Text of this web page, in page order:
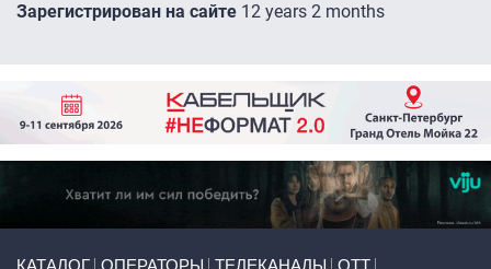
Зарегистрирован на сайте 12 years 2 months
КАТАЛОГ ОПЕРАТОРЫ ТЕЛЕКАНАЛЫ ОТТ